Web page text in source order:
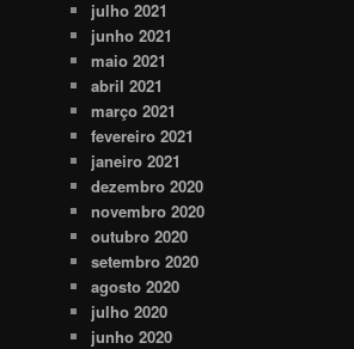
julho 2021
junho 2021
maio 2021
abril 2021
março 2021
fevereiro 2021
janeiro 2021
dezembro 2020
novembro 2020
outubro 2020
setembro 2020
agosto 2020
julho 2020
junho 2020